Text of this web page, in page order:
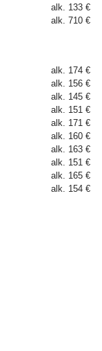
alk. 133 €
alk. 710 €
alk. 174 €
alk. 156 €
alk. 145 €
alk. 151 €
alk. 171 €
alk. 160 €
alk. 163 €
alk. 151 €
alk. 165 €
alk. 154 €